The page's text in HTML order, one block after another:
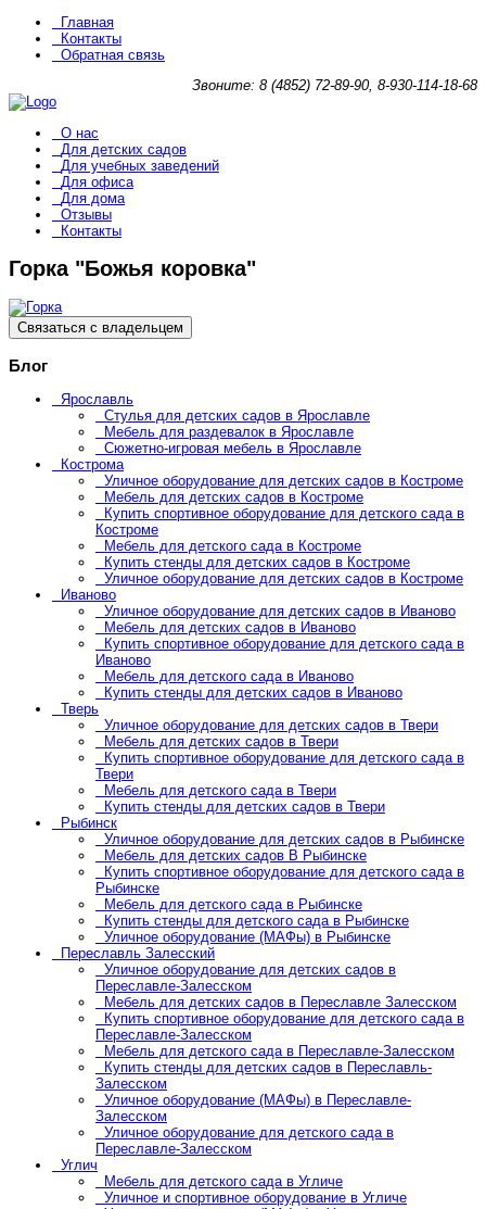
Главная
Контакты
Обратная связь
Звоните: 8 (4852) 72-89-90, 8-930-114-18-68
О нас
Для детских садов
Для учебных заведений
Для офиса
Для дома
Отзывы
Контакты
Горка "Божья коровка"
Связаться с владельцем
Блог
Ярославль
Стулья для детских садов в Ярославле
Мебель для раздевалок в Ярославле
Сюжетно-игровая мебель в Ярославле
Кострома
Уличное оборудование для детских садов в Костроме
Мебель для детских садов в Костроме
Купить спортивное оборудование для детского сада в
Костроме
Мебель для детского сада в Костроме
Купить стенды для детских садов в Костроме
Уличное оборудование для детских садов в Костроме
Иваново
Уличное оборудование для детских садов в Иваново
Мебель для детских садов в Иваново
Купить спортивное оборудование для детского сада в
Иваново
Мебель для детского сада в Иваново
Купить стенды для детских садов в Иваново
Тверь
Уличное оборудование для детских садов в Твери
Мебель для детских садов в Твери
Купить спортивное оборудование для детского сада в
Твери
Мебель для детского сада в Твери
Купить стенды для детских садов в Твери
Рыбинск
Уличное оборудование для детских садов в Рыбинске
Мебель для детских садов В Рыбинске
Купить спортивное оборудование для детского сада в
Рыбинске
Мебель для детского сада в Рыбинске
Купить стенды для детского сада в Рыбинске
Уличное оборудование (МАФы) в Рыбинске
Переславль Залесский
Уличное оборудование для детских садов в
Переславле-Залесском
Мебель для детских садов в Переславле Залесском
Купить спортивное оборудование для детского сада в
Переславле-Залесском
Мебель для детского сада в Переславле-Залесском
Купить стенды для детских садов в Переславль-
Залесском
Уличное оборудование (МАФы) в Переславле-
Залесском
Уличное оборудование для детского сада в
Переславле-Залесском
Углич
Мебель для детского сада в Угличе
Уличное и спортивное оборудование в Угличе